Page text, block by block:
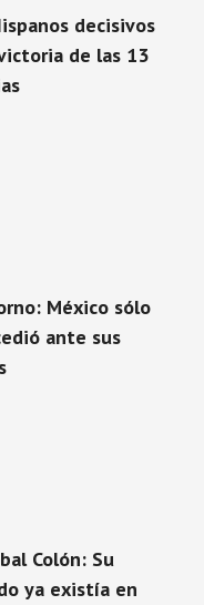
decisivos
de las 13
México sólo
ante sus
Colón: Su
ya existía en